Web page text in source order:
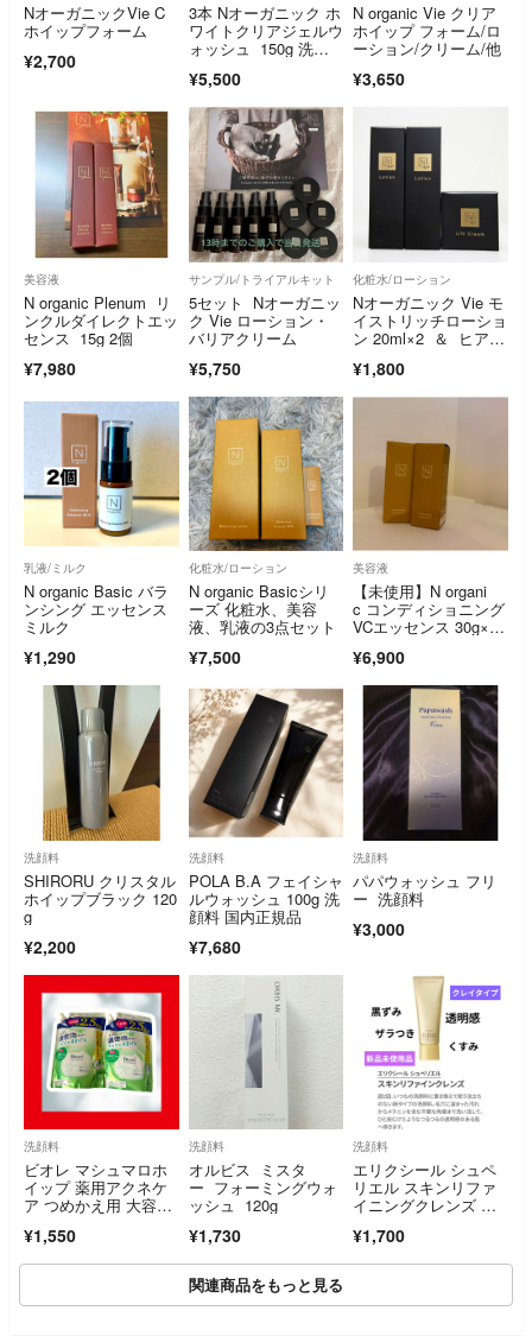
NオーガニックVie C
ホイップフォーム
¥2,700
3本 Nオーガニック ホ
ワイトクリアジェルウ
ォッシュ 150g 洗顔
¥5,500
N organic Vie クリア
ホイップ フォーム/ロ
ーション/クリーム/他
¥3,650
美容液
N organic Plenum リ
ンクルダイレクトエッ
センス 15g 2個
¥7,980
サンプル/トライアルキット
5セット Nオーガニッ
ク Vie ローション・
バリアクリーム
¥5,750
化粧水/ローション
Nオーガニック Vie モ
イストリッチローショ
ン 20ml×2 ＆ ヒアル
ム 10g
¥1,800
乳液/ミルク
N organic Basic バラ
ンシング エッセンス
ミルク
¥1,290
化粧水/ローション
N organic Basicシリ
ーズ 化粧水、美容
液、乳液の3点セット
¥7,500
美容液
【未使用】N organi
c コンディショニング
VCエッセンス 30g×2
¥6,900
洗顔料
SHIRORU クリスタル
ホイップブラック 120
g
¥2,200
洗顔料
POLA B.A フェイシャ
ルウォッシュ 100g 洗
顔料 国内正規品
¥7,680
洗顔料
パパウォッシュ フリ
ー 洗顔料
¥3,000
洗顔料
ビオレ マシュマロホ
イップ 薬用アクネケ
ア つめかえ用 大容
¥1,550
洗顔料
オルビス ミスタ
ー フォーミングウォ
ッシュ 120g
¥1,730
洗顔料
エリクシール シュペ
リエル スキンリファ
イニングクレンズ 洗
き 黒ずみ 透明感 クレ
イ 新品 未使用
¥1,700
関連商品をもっと見る